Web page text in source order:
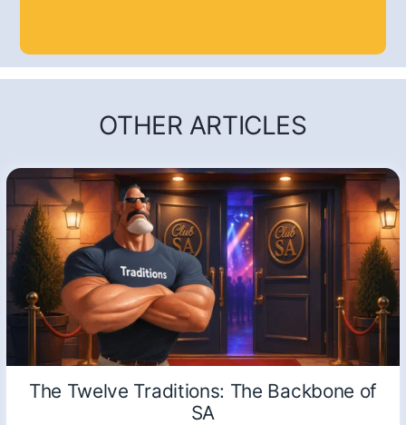
OTHER ARTICLES
The Twelve Traditions: The Backbone of
SA